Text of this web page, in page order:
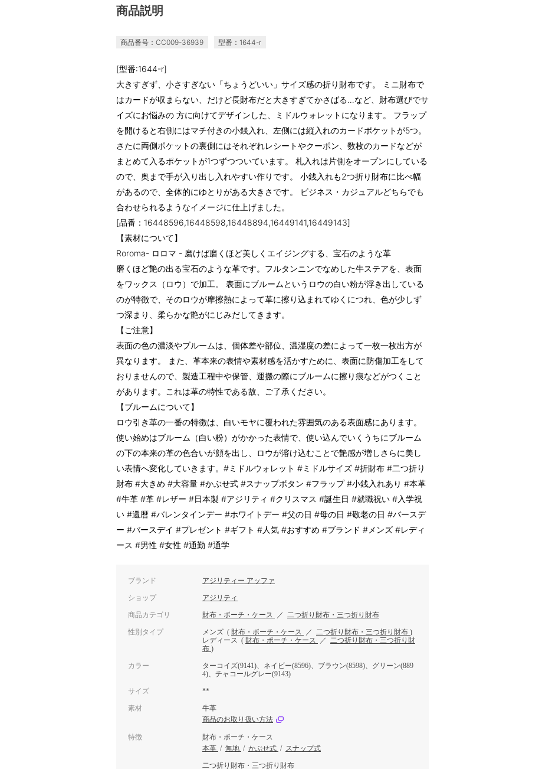
商品説明
商品番号：CC009-36939 型番：1644-r
[型番:1644-r]
大きすぎず、小さすぎない「ちょうどいい」サイズ感の折り財布です。 ミニ財布で
はカードが収まらない、だけど長財布だと大きすぎてかさばる…など、財布選びでサ
イズにお悩みの 方に向けてデザインした、ミドルウォレットになります。 フラップ
を開けると右側にはマチ付きの小銭入れ、左側には縦入れのカードポケットが5つ。
さたに両側ポケットの裏側にはそれぞれレシートやクーポン、数枚のカードなどが
まとめて入るポケットが1つずつついています。 札入れは片側をオープンにしている
ので、奥まで手が入り出し入れやすい作りです。 小銭入れも2つ折り財布に比べ幅
があるので、全体的にゆとりがある大きさです。 ビジネス・カジュアルどちらでも
合わせられるようなイメージに仕上げました。
[品番：16448596,16448598,16448894,16449141,16449143]
【素材について】
Roroma- ロロマ - 磨けば磨くほど美しくエイジングする、宝石のような革
磨くほど艶の出る宝石のような革です。フルタンニンでなめした牛ステアを、表面
をワックス（ロウ）で加工。 表面にブルームというロウの白い粉が浮き出している
のが特徴で、そのロウが摩擦熱によって革に擦り込まれてゆくにつれ、色が少しず
つ深まり、柔らかな艶がにじみだしてきます。
【ご注意】
表面の色の濃淡やブルームは、個体差や部位、温湿度の差によって一枚一枚出方が
異なります。 また、革本来の表情や素材感を活かすために、表面に防傷加工をして
おりませんので、製造工程中や保管、運搬の際にブルームに擦り痕などがつくこと
があります。これは革の特性である故、ご了承ください。
【ブルームについて】
ロウ引き革の一番の特徴は、白いモヤに覆われた雰囲気のある表面感にあります。
使い始めはブルーム（白い粉）がかかった表情で、使い込んでいくうちにブルーム
の下の本来の革の色合いが顔を出し、ロウが溶け込むことで艶感が増しさらに美し
い表情へ変化していきます。#ミドルウォレット #ミドルサイズ #折財布 #二つ折り
財布 #大きめ #大容量 #かぶせ式 #スナップボタン #フラップ #小銭入れあり #本革
#牛革 #革 #レザー #日本製 #アジリティ #クリスマス #誕生日 #就職祝い #入学祝
い #還暦 #バレンタインデー #ホワイトデー #父の日 #母の日 #敬老の日 #バースデ
ー #バースデイ #プレゼント #ギフト #人気 #おすすめ #ブランド #メンズ #レディ
ース #男性 #女性 #通勤 #通学
ブランド アジリティー アッファ
ショップ アジリティ
商品カテゴリ 財布・ポーチ・ケース ／ 二つ折り財布・三つ折り財布
性別タイプ メンズ ( 財布・ポーチ・ケース ／ 二つ折り財布・三つ折り財布 )
レディース ( 財布・ポーチ・ケース ／ 二つ折り財布・三つ折り財
布 )
カラー
ターコイズ(9141)、ネイビー(8596)、ブラウン(8598)、グリーン(889
4)、チャコールグレー(9143)
サイズ **
素材
牛革
商品のお取り扱い方法
特徴
財布・ポーチ・ケース
本革 / 無地 / かぶせ式 / スナップ式
二つ折り財布・三つ折り財布